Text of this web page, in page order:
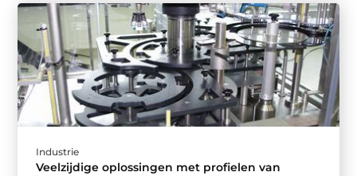
Industrie
Veelzijdige oplossingen met profielen van